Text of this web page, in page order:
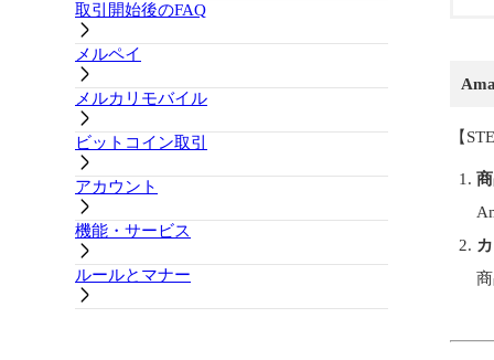
取引開始後のFAQ
メルペイ
メルカリモバイル
ビットコイン取引
アカウント
機能・サービス
ルールとマナー
【